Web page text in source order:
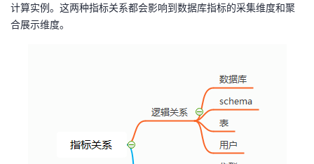
计算实例。这两种指标关系都会影响到数据库指标的采集维度和聚
合展示维度。